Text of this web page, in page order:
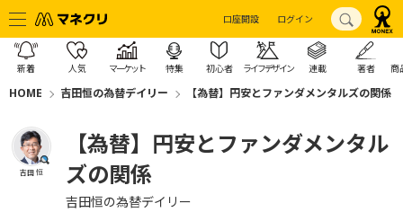
口座開設 ログイン
新着 人気 マーケット 特集 初心者 ライフデザイン 連載 著者 商
HOME 吉田恒の為替デイリー 【為替】円安とファンダメンタルズの関係
吉田 恒
【為替】円安とファンダメンタル
ズの関係
吉田恒の為替デイリー